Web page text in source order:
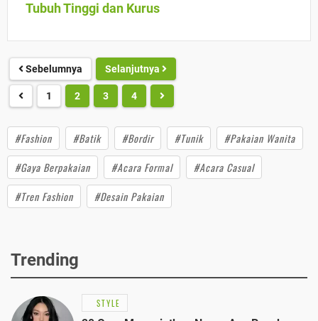
Tubuh Tinggi dan Kurus
Sebelumnya Selanjutnya
1 2 3 4
#Fashion #Batik #Bordir #Tunik
#Pakaian Wanita
#Gaya Berpakaian
#Acara Formal
#Acara Casual
#Tren Fashion
#Desain Pakaian
Trending
STYLE